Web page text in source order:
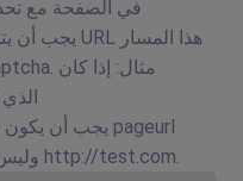
http://test.com/path1 وليس http://test.com.